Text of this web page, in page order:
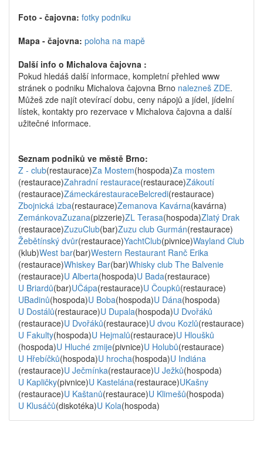
Foto - čajovna: fotky podniku
Mapa - čajovna: poloha na mapě
Další info o Michalova čajovna :
Pokud hledáš další informace, kompletní přehled www
stránek o podniku Michalova čajovna Brno nalezneš ZDE.
Můžeš zde najít otevírací dobu, ceny nápojů a jídel, jídelní
lístek, kontakty pro rezervace v Michalova čajovna a další
užitečné informace.
Seznam podniků ve městě Brno:
Z - club(restaurace)Za Mostem(hospoda)Za mostem
(restaurace)Zahradní restaurace(restaurace)Zákoutí
(restaurace)ZámeckárestauraceBelcredi(restaurace)
Zbojnická izba(restaurace)Zemanova Kavárna(kavárna)
ZemánkovaZuzana(pizzerie)ZL Terasa(hospoda)Zlatý Drak
(restaurace)ZuzuClub(bar)Zuzu club Gurmán(restaurace)
Žebětínský dvůr(restaurace)YachtClub(pivnice)Wayland Club
(klub)West bar(bar)Western Restaurant Ranč Erika
(restaurace)Whiskey Bar(bar)Whisky club The Balvenie
(restaurace)U Alberta(hospoda)U Bada(restaurace)
U Briardů(bar)UČápa(restaurace)U Čoupků(restaurace)
UBadinů(hospoda)U Boba(hospoda)U Dána(hospoda)
U Dostálů(restaurace)U Dupala(hospoda)U Dvořáků
(restaurace)U Dvořáků(restaurace)U dvou Kozlů(restaurace)
U Fakulty(hospoda)U Hejmalů(restaurace)U Hloušků
(hospoda)U Hluché zmije(pivnice)U Holubů(restaurace)
U Hřebíčků(hospoda)U hrocha(hospoda)U Indiána
(restaurace)U Ječmínka(restaurace)U Ježků(hospoda)
U Kapličky(pivnice)U Kastelána(restaurace)UKašny
(restaurace)U Kaštanů(restaurace)U Klimešů(hospoda)
U Klusáčů(diskotéka)U Kola(hospoda)